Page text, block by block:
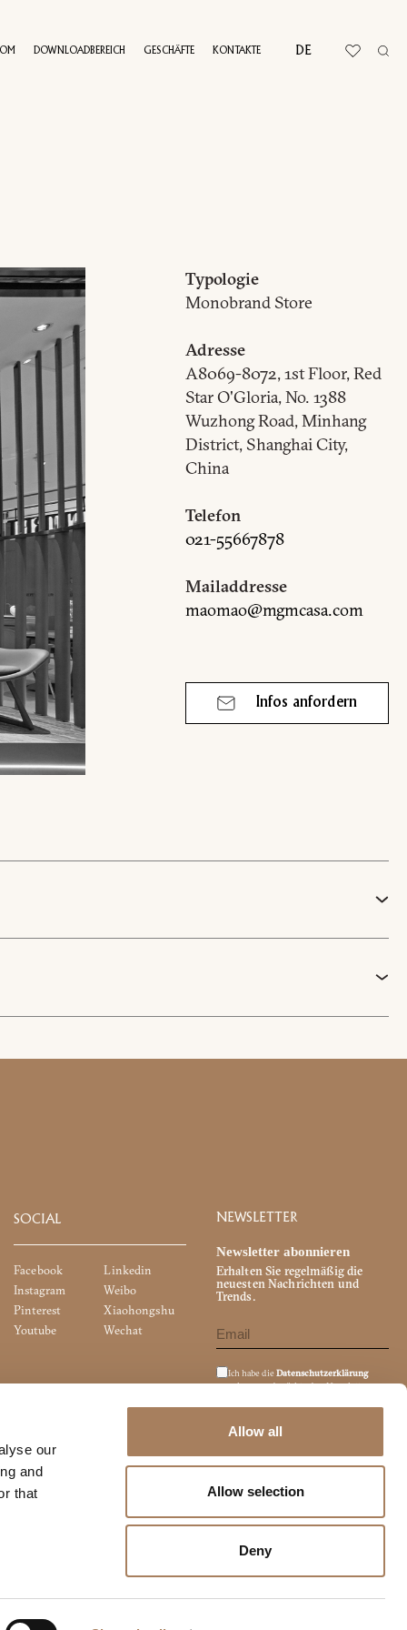
our
and
that
Allow all
Allow selection
Deny
DOWNLOADBEREICH GESCHÄFTE KONTAKTE DE
Typologie
Monobrand Store
Adresse
A8069-8072, 1st Floor, Red
Star O'Gloria, No. 1388
Wuzhong Road, Minhang
District, Shanghai City,
China
Telefon
021-55667878
Mailaddresse
maomao@mgmcasa.com
Infos anfordern
1/6
SOCIAL
Facebook
Instagram
Pinterest
Youtube
Linkedin
Weibo
Xiaohongshu
Wechat
NEWSLETTER
Newsletter abonnieren
Erhalten Sie regelmäßig die
neuesten Nachrichten und
Trends.
Ich habe die Datenschutzerklärung
gelesen und möchte den Newsletter
personenbezogenen Daten zum Zweck
Werbematerial, Marktforschung usw.)
weitergegeben werden.
LTD.